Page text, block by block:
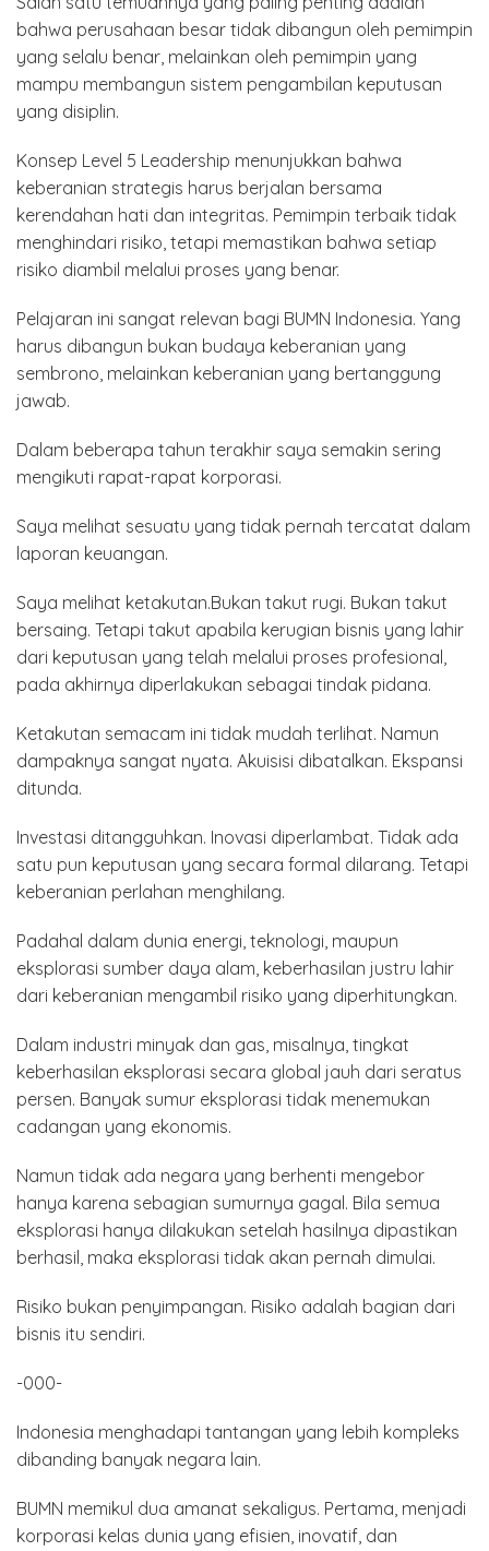
bahwa perusahaan besar tidak dibangun oleh pemimpin
yang selalu benar, melainkan oleh pemimpin yang
mampu membangun sistem pengambilan keputusan
yang disiplin.
Konsep Level 5 Leadership menunjukkan bahwa
keberanian strategis harus berjalan bersama
kerendahan hati dan integritas. Pemimpin terbaik tidak
menghindari risiko, tetapi memastikan bahwa setiap
risiko diambil melalui proses yang benar.
Pelajaran ini sangat relevan bagi BUMN Indonesia. Yang
harus dibangun bukan budaya keberanian yang
sembrono, melainkan keberanian yang bertanggung
jawab.
Dalam beberapa tahun terakhir saya semakin sering
mengikuti rapat-rapat korporasi.
Saya melihat sesuatu yang tidak pernah tercatat dalam
laporan keuangan.
Saya melihat ketakutan.Bukan takut rugi. Bukan takut
bersaing. Tetapi takut apabila kerugian bisnis yang lahir
dari keputusan yang telah melalui proses profesional,
pada akhirnya diperlakukan sebagai tindak pidana.
Ketakutan semacam ini tidak mudah terlihat. Namun
dampaknya sangat nyata. Akuisisi dibatalkan. Ekspansi
ditunda.
Investasi ditangguhkan. Inovasi diperlambat. Tidak ada
satu pun keputusan yang secara formal dilarang. Tetapi
keberanian perlahan menghilang.
Padahal dalam dunia energi, teknologi, maupun
eksplorasi sumber daya alam, keberhasilan justru lahir
dari keberanian mengambil risiko yang diperhitungkan.
Dalam industri minyak dan gas, misalnya, tingkat
keberhasilan eksplorasi secara global jauh dari seratus
persen. Banyak sumur eksplorasi tidak menemukan
cadangan yang ekonomis.
Namun tidak ada negara yang berhenti mengebor
hanya karena sebagian sumurnya gagal. Bila semua
eksplorasi hanya dilakukan setelah hasilnya dipastikan
berhasil, maka eksplorasi tidak akan pernah dimulai.
Risiko bukan penyimpangan. Risiko adalah bagian dari
bisnis itu sendiri.
-000-
Indonesia menghadapi tantangan yang lebih kompleks
dibanding banyak negara lain.
BUMN memikul dua amanat sekaligus. Pertama, menjadi
korporasi kelas dunia yang efisien, inovatif, dan